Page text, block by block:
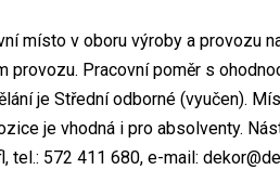
místo v oboru výroby a provozu
provozu. Pracovní poměr s
je Střední odborné (vyučen).
je vhodná i pro absolventy.
tel.: 572 411 680, e-mail: